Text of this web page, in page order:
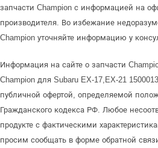
запчасти Champion с информацией на
производителя. Во избежание
Champion уточняйте информацию у
Информация на сайте о запчасти
Champion для Subaru EX-17,EX-21
публичной офертой, определяемой
Гражданского кодекса РФ. Любое
продукте с фактическими
просим сообщать в форме обратной